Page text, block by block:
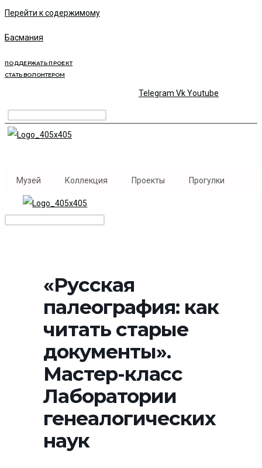
Перейти к содержимому
Басмания
ПОДДЕРЖАТЬ ПРОЕКТ
СТАТЬ ВОЛОНТЕРОМ
Telegram VkYoutube
Музей Коллекция Проекты Прогулки
«Русская
палеография: как
читать старые
документы».
Мастер-класс
Лаборатории
генеалогических
наук